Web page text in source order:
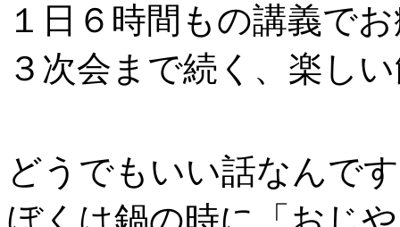
１日６時間もの講義で
３次会まで続く、楽し
どうでもいい話なんで